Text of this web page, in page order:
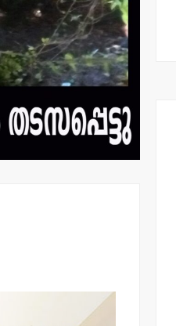
admin3 August 7, 2026